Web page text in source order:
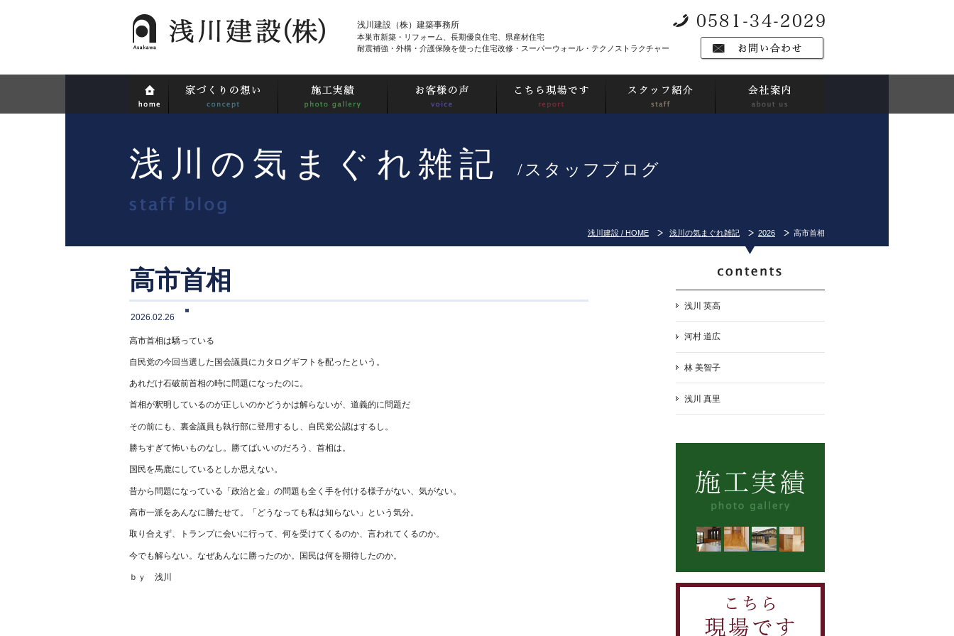
浅川建設（株）建築事務所
本巣市新築・リフォーム、長期優良住宅、県産材住宅
耐震補強・外構・介護保険を使った住宅改修・スーパーウォール・テクノストラクチャー
浅川の気まぐれ雑記 /スタッフブログ
浅川建設 / HOME 浅川の気まぐれ雑記 2026 高市首相
高市首相
2026.02.26
高市首相は驕っている
自民党の今回当選した国会議員にカタログギフトを配ったという。
あれだけ石破前首相の時に問題になったのに。
首相が釈明しているのが正しいのかどうかは解らないが、道義的に問題だ
その前にも、裏金議員も執行部に登用するし、自民党公認はするし。
勝ちすぎて怖いものなし。勝てばいいのだろう、首相は。
国民を馬鹿にしているとしか思えない。
昔から問題になっている「政治と金」の問題も全く手を付ける様子がない、気がない。
高市一派をあんなに勝たせて。「どうなっても私は知らない」という気分。
取り合えず、トランプに会いに行って、何を受けてくるのか、言われてくるのか。
今でも解らない。なぜあんなに勝ったのか。国民は何を期待したのか。
ｂｙ 浅川
浅川 英高
河村 道広
林 美智子
浅川 真里